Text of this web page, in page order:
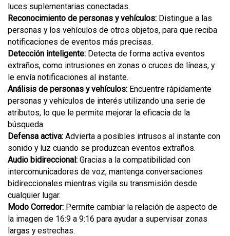
luces suplementarias conectadas.
Reconocimiento de personas y vehículos: Distingue a las
personas y los vehículos de otros objetos, para que reciba
notificaciones de eventos más precisas.
Detección inteligente: Detecta de forma activa eventos
extraños, como intrusiones en zonas o cruces de líneas, y
le envía notificaciones al instante.
Análisis de personas y vehículos: Encuentre rápidamente
personas y vehículos de interés utilizando una serie de
atributos, lo que le permite mejorar la eficacia de la
búsqueda.
Defensa activa: Advierta a posibles intrusos al instante con
sonido y luz cuando se produzcan eventos extraños.
Audio bidireccional: Gracias a la compatibilidad con
intercomunicadores de voz, mantenga conversaciones
bidireccionales mientras vigila su transmisión desde
cualquier lugar.
Modo Corredor: Permite cambiar la relación de aspecto de
la imagen de 16:9 a 9:16 para ayudar a supervisar zonas
largas y estrechas.